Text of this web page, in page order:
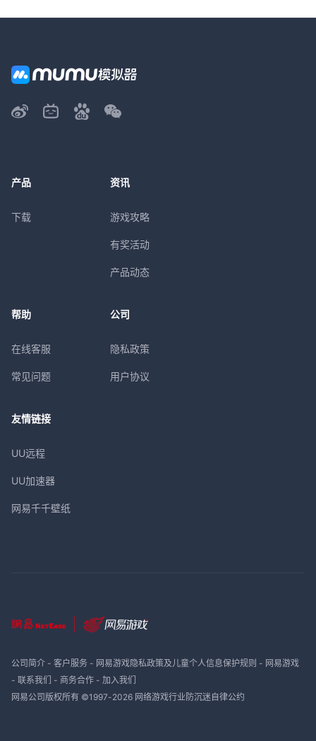
产品
下载
资讯
游戏攻略
有奖活动
产品动态
帮助
在线客服
常见问题
公司
隐私政策
用户协议
友情链接
UU远程
UU加速器
网易千千壁纸
公司简介- 客户服务- 网易游戏隐私政策及儿童个人信息保护规则 - 网易游戏
- 联系我们 - 商务合作- 加入我们
网易公司版权所有 ©1997-2026 网络游戏行业防沉迷自律公约